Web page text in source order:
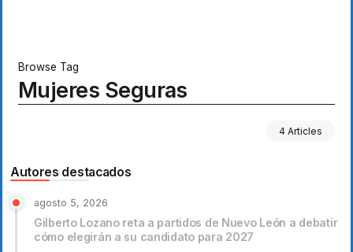
Browse Tag
Mujeres Seguras
4 Articles
Autores destacados
agosto 5, 2026
Gilberto Lozano reta a partidos de Nuevo León a debatir
cómo elegirán a su candidato para 2027